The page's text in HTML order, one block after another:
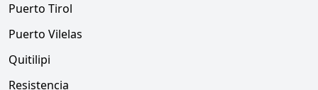
Puerto Tirol
Puerto Vilelas
Quitilipi
Resistencia